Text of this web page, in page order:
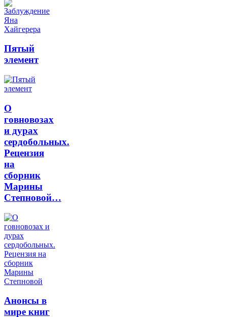
Пятый
элемент
О
говновозах
и дурах
сердобольных.
Рецензия
на
сборник
Марины
Степновой…
Анонсы в
мире книг